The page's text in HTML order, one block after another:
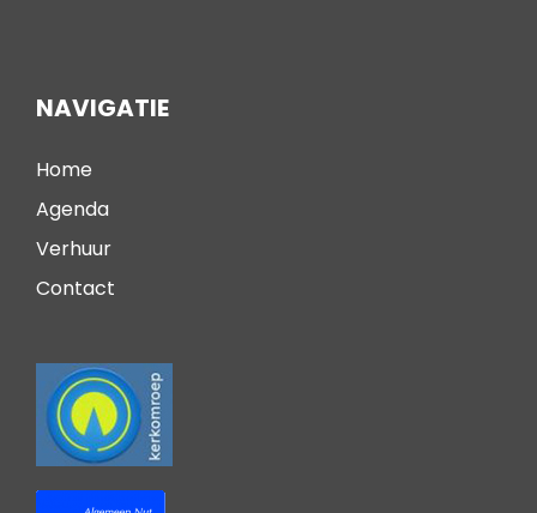
NAVIGATIE
Home
Agenda
Verhuur
Contact